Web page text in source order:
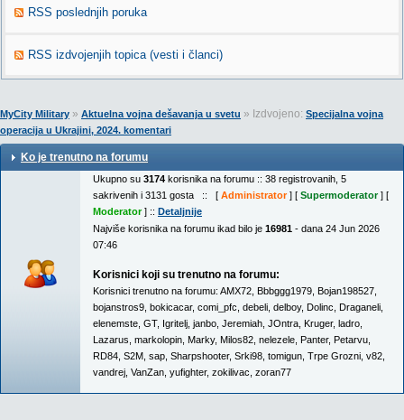
RSS poslednjih poruka
RSS izdvojenjih topica (vesti i članci)
MyCity Military » Aktuelna vojna dešavanja u svetu » Izdvojeno: Specijalna vojna
operacija u Ukrajini, 2024. komentari
Ko je trenutno na forumu
Ukupno su 3174 korisnika na forumu :: 38 registrovanih, 5
sakrivenih i 3131 gosta :: [ Administrator] [ Supermoderator] [
Moderator] :: Detaljnije
Najviše korisnika na forumu ikad bilo je 16981 - dana 24 Jun 2026
07:46
Korisnici koji su trenutno na forumu:
Korisnici trenutno na forumu: AMX72 Bbbggg1979 Bojan198527
bojanstros9 bokicacar, comi_pfc debeli delboy, Dolinc Draganeli
elenemste GT, Igritelj janbo Jeremiah JOntra Kruger, ladro
Lazarus markolopin Marky, Milos82 nelezele Panter, Petarvu
RD84 S2M sap Sharpshooter, Srki98 tomigun Trpe Grozni v82
vandrej VanZan yufighter, zokilivac zoran77